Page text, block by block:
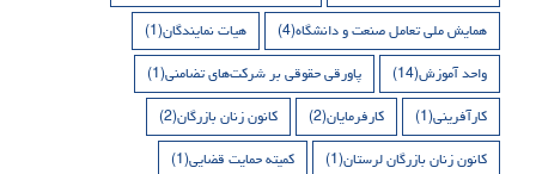
همایش ملی تعامل صنعت و دانشگاه(4) هیات نمایندگان(1)
واحد آموزش(14) پاورقی حقوقی بر شرکت‌های تضامنی(1)
کارآفرینی(1) کارفرمایان(2) کانون زنان بازرگان(2)
کانون زنان بازرگان لرستان(1) کمیته حمایت قضایی(1)